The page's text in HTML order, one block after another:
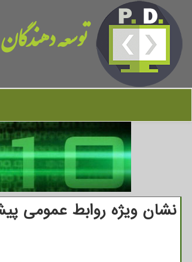
توسعه دهندگان
نشان ویژه روابط عمومی